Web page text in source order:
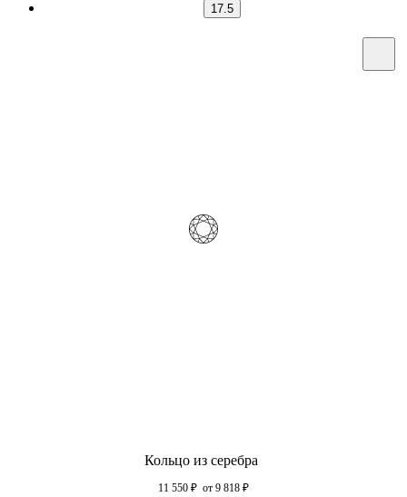
17.5
Кольцо из серебра
11 550 ₽ от 9 818 ₽